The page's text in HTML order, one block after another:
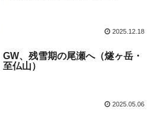
2025.12.18
GW、残雪期の尾瀬へ（燧ヶ岳・
至仏山）
2025.05.06